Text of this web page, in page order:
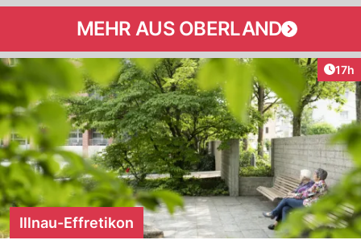
MEHR AUS OBERLAND
17h
Illnau-Effretikon